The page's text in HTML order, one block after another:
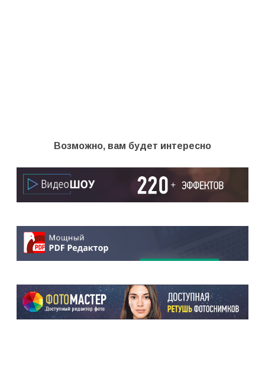
Возможно, вам будет интересно